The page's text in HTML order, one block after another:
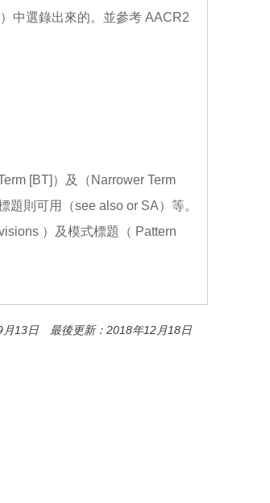
中選錄出來的。並參考 AACR2
[BT]）及（Narrower Term
題則可用（see also or SA）等。
）及模式標題（ Pattern
月13日 最後更新：2018年12月18日